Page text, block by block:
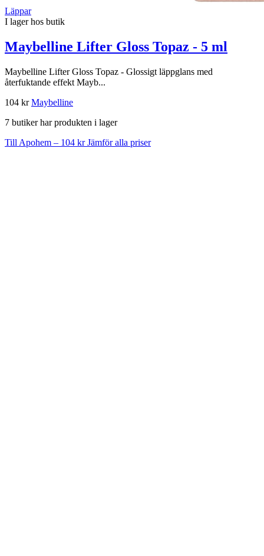
Läppar
I lager hos butik
Maybelline Lifter Gloss Topaz - 5 ml
Maybelline Lifter Gloss Topaz - Glossigt läppglans med
återfuktande effekt Mayb...
104 krMaybelline
7 butiker har produkten i lager
Till Apohem – 104 krJämför alla priser